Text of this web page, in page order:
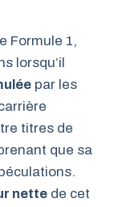
Formule 1,
lorsqu’il
par les
titres de
que sa
nette de cet